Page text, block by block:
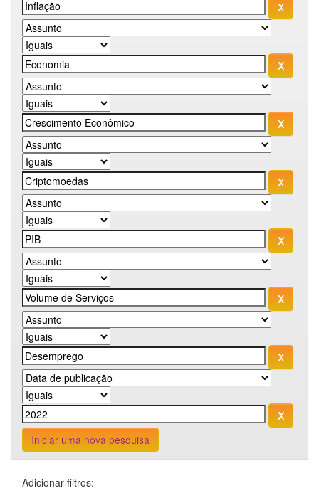
Iniciar uma nova pesquisa
Adicionar filtros: